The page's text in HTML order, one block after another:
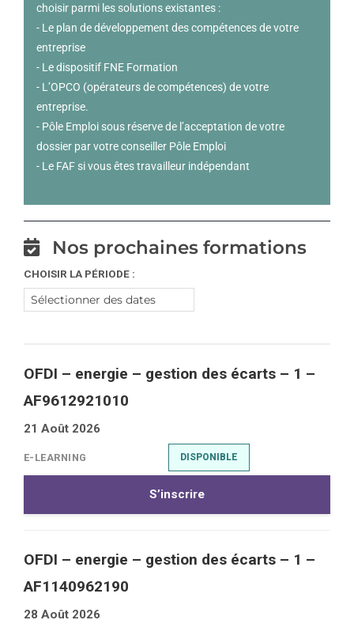
choisir parmi les solutions existantes :
- Le plan de développement des compétences de votre
entreprise
- Le dispositif FNE Formation
- L’OPCO (opérateurs de compétences) de votre
entreprise.
- Pôle Emploi sous réserve de l’acceptation de votre
dossier par votre conseiller Pôle Emploi
- Le FAF si vous êtes travailleur indépendant
Nos prochaines formations
CHOISIR LA PÉRIODE :
OFDI – energie – gestion des écarts – 1 –
AF9612921010
21 Août 2026
E-LEARNING DISPONIBLE
S’inscrire
OFDI – energie – gestion des écarts – 1 –
AF1140962190
28 Août 2026